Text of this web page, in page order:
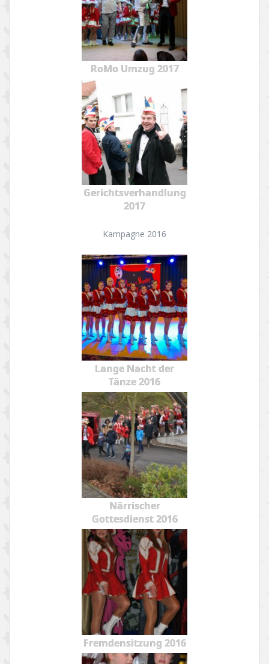
RoMo Umzug 2017
Gerichtsverhandlung
2017
Kampagne 2016
Lange Nacht der
Tänze 2016
Närrischer
Gottesdienst 2016
Fremdensitzung 2016